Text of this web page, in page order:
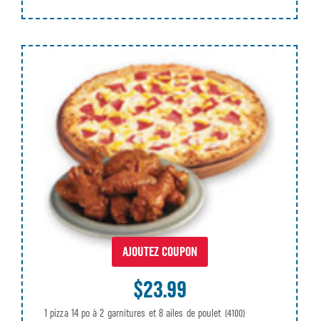
AJOUTEZ COUPON
$23.99
1 pizza 14 po à 2 garnitures et 8 ailes de poulet (4100)